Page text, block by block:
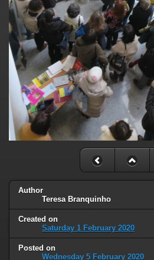
Author
Teresa Branquinho
Created on
Saturday 1 February 2020
Posted on
Wednesday 5 February 2020